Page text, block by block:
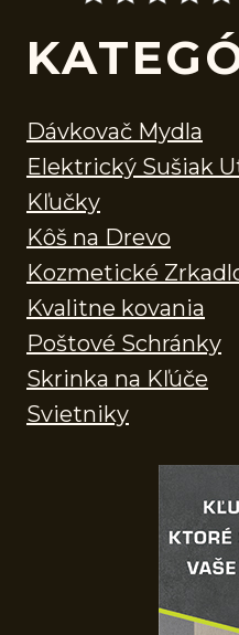
Dávkovač Mydla
Elektrický Sušiak
Kľučky
Kôš na Drevo
Kozmetické
Kvalitne kovania
Poštové Schránky
Skrinka na Kľúče
Svietniky